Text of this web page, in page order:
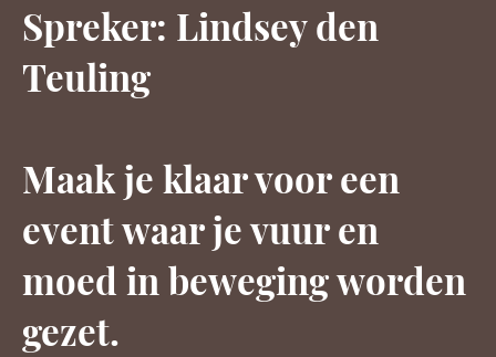
Spreker: Lindsey den
Teuling
Maak je klaar voor een
event waar je vuur en
moed in beweging worden
gezet.